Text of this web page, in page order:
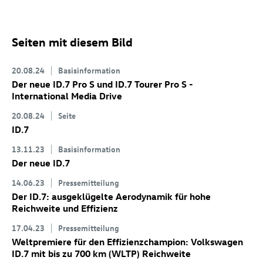
Seiten mit diesem Bild
20.08.24 Basisinformation
Der neue ID.7 Pro S und ID.7 Tourer Pro S -
International Media Drive
20.08.24 Seite
ID.7
13.11.23 Basisinformation
Der neue ID.7
14.06.23 Pressemitteilung
Der ID.7: ausgeklügelte Aerodynamik für hohe
Reichweite und Effizienz
17.04.23 Pressemitteilung
Weltpremiere für den Effizienzchampion: Volkswagen
ID.7 mit bis zu 700 km (WLTP) Reichweite